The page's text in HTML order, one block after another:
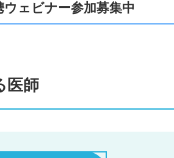
ェビナー参加募集中
医師